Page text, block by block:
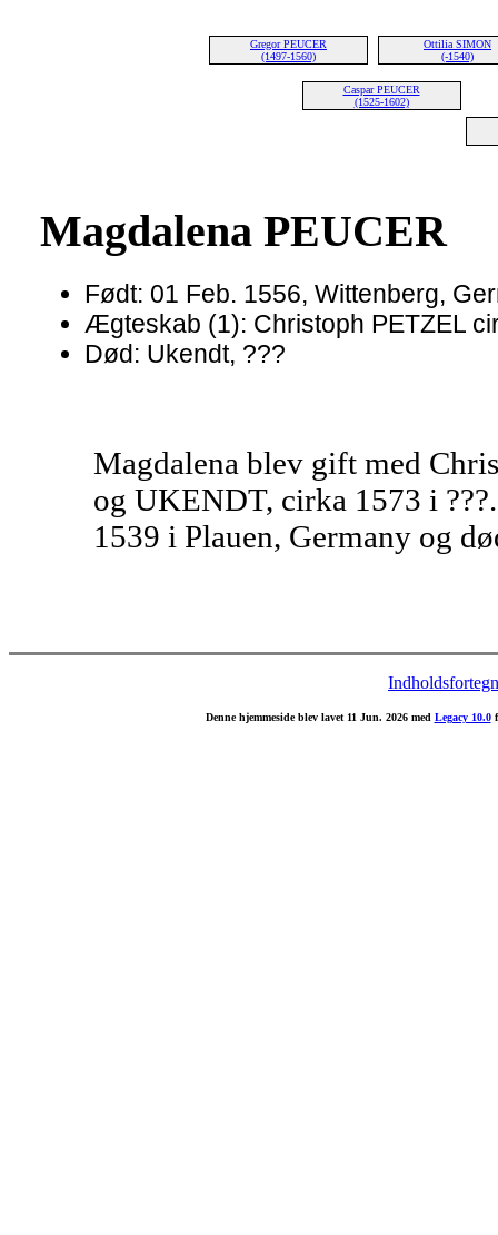
Gregor PEUCER
(1497-1560)
Ottilia SIMON
(-1540)
Caspar PEUCER
(1525-1602)
Magdalena PEUCER
Født: 01 Feb. 1556, Wittenberg,
Ægteskab (1): Christoph PETZEL
Død: Ukendt, ???
Magdalena blev gift med
og UKENDT, cirka 1573 i
1539 i Plauen, Germany og
Denne hjemmeside blev lavet 11 Jun. 2026 med Legacy 10.0